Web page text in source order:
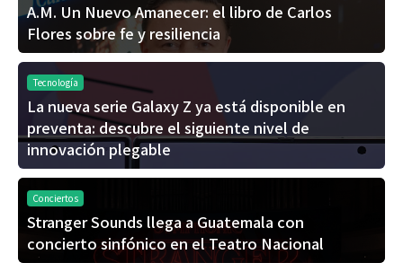
A.M. Un Nuevo Amanecer: el libro de Carlos
Flores sobre fe y resiliencia
Tecnología
La nueva serie Galaxy Z ya está disponible en
preventa: descubre el siguiente nivel de
innovación plegable
Conciertos
Stranger Sounds llega a Guatemala con
concierto sinfónico en el Teatro Nacional